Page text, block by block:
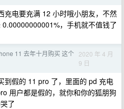
充电要充满 12 小时哦小朋友，不然
，手机就不值钱了
11 去年十月购买 这个 2020 年 4 月
9 日
到假的 11 pro 了，里面的 pd 充电
用户都是假的，就你和你的狐朋狗
了